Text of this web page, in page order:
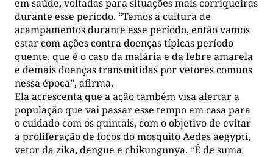
em saúde, voltadas para situações mais corriqueiras
durante esse período. “Temos a cultura de
acampamentos durante esse período, então vamos
estar com ações contra doenças típicas período
quente, que é o caso da malária e da febre amarela
e demais doenças transmitidas por vetores comuns
nessa época”, afirma.
Ela acrescenta que a ação também visa alertar a
população que vai passar esse tempo em casa para
o cuidado com os quintais, com o objetivo de evitar
a proliferação de focos do mosquito Aedes aegypti,
vetor da zika, dengue e chikungunya. “É de suma